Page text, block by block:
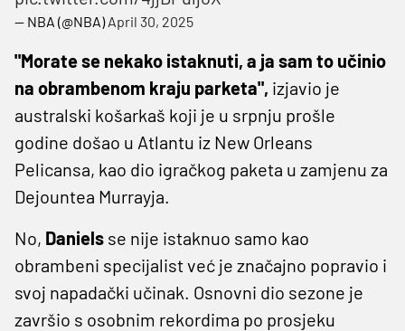
— NBA (@NBA)April 30, 2025
"Morate se nekako istaknuti, a ja sam to učinio
na obrambenom kraju parketa", izjavio je
australski košarkaš koji je u srpnju prošle
godine došao u Atlantu iz New Orleans
Pelicansa, kao dio igračkog paketa u zamjenu za
Dejountea Murrayja.
No, Daniels se nije istaknuo samo kao
obrambeni specijalist već je značajno popravio i
svoj napadački učinak. Osnovni dio sezone je
završio s osobnim rekordima po prosjeku